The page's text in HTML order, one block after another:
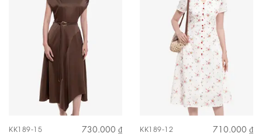
KK189-15
730.000 ₫
KK189-12
710.000 ₫